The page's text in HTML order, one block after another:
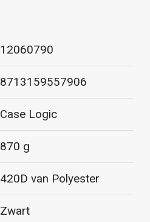
12060790
8713159557906
Case Logic
870 g
420D van Polyester
Zwart